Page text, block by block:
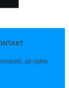
, all rights